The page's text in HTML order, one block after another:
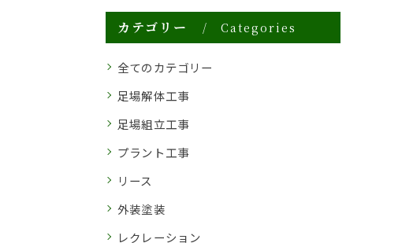
カテゴリー Categories
全てのカテゴリー
足場解体工事
足場組立工事
プラント工事
リース
外装塗装
レクレーション